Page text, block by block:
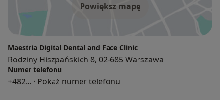
Powiększ mapę
Maestria Digital Dental and Face Clinic
Rodziny Hiszpańskich 8, 02-685 Warszawa
Numer telefonu
+482... · Pokaż numer telefonu